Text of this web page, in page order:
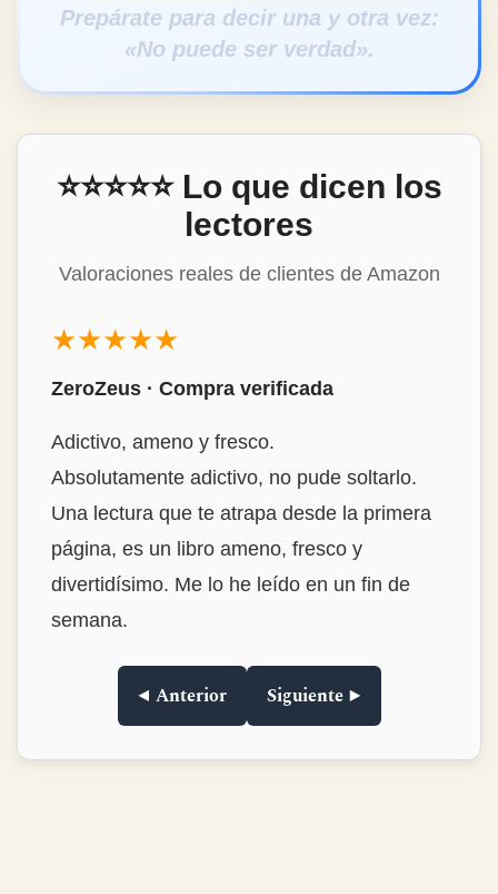
Prepárate para decir una y otra vez:
«No puede ser verdad».
⭐⭐⭐⭐⭐ Lo que dicen los
lectores
Valoraciones reales de clientes de Amazon
★★★★★
ZeroZeus · Compra verificada
Adictivo, ameno y fresco.
Absolutamente adictivo, no pude soltarlo.
Una lectura que te atrapa desde la primera
página, es un libro ameno, fresco y
divertidísimo. Me lo he leído en un fin de
semana.
◀ Anterior Siguiente ▶